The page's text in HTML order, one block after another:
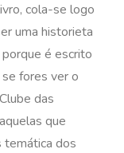
cola-se logo
uma historieta
é escrito
fores ver o
das
que
temática dos